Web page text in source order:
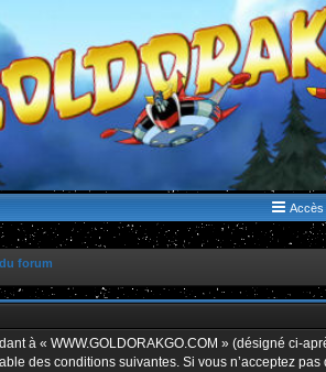
Rouge
Accès
forum
à « WWW.GOLDORAKGO.COM » (désigné ci-
des conditions suivantes. Si vous n’acceptez